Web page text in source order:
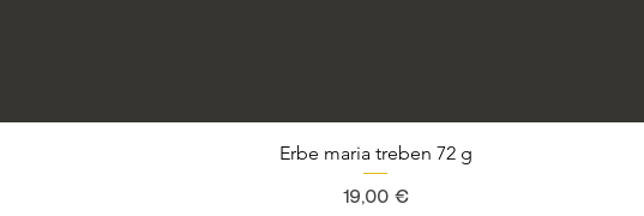
Erbe maria treben 72 g
Prezzo
19,00 €